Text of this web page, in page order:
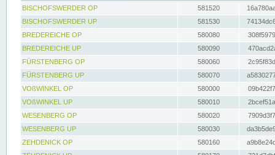
BISCHOFSWERDER OP
581520
BISCHOFSWERDER UP
581530
BREDEREICHE OP
580080
BREDEREICHE UP
580090
FÜRSTENBERG OP
580060
FÜRSTENBERG UP
580070
VOßWINKEL OP
580000
VOßWINKEL UP
580010
WESENBERG OP
580020
WESENBERG UP
580030
ZEHDENICK OP
580160